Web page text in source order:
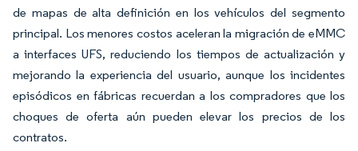
de mapas de alta definición en los vehículos del segmento
principal. Los menores costos aceleran la migración de eMMC
a interfaces UFS, reduciendo los tiempos de actualización y
mejorando la experiencia del usuario, aunque los incidentes
episódicos en fábricas recuerdan a los compradores que los
choques de oferta aún pueden elevar los precios de los
contratos.